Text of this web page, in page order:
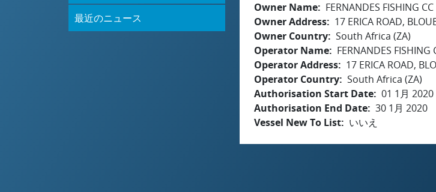
最近のニュース
Owner Name
FERNANDES FISHING CC
Owner Address
17 ERICA ROAD,
Owner Country South Africa (ZA)
Operator Name
FERNANDES FISHING
Operator Address
17 ERICA ROAD,
Operator Country South Africa (ZA)
Authorisation Start Date 01 1月 2020
Authorisation End Date 30 1月 2020
Vessel New To List
いいえ